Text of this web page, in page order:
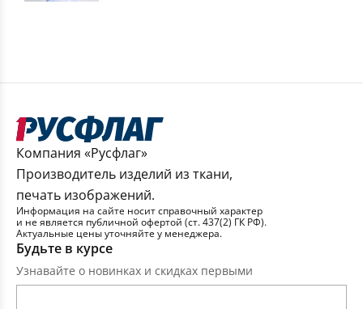
Компания «Русфлаг»
Производитель изделий из ткани,
печать изображений.
Информация на сайте носит справочный характер
и не является публичной офертой (ст. 437(2) ГК РФ).
Актуальные цены уточняйте у менеджера.
Будьте в курсе
Узнавайте о новинках и скидках первыми